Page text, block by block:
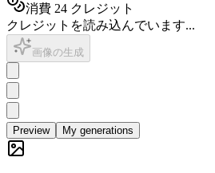
消費 24 クレジット
クレジットを読み込んでいます...
画像の生成
Preview My generations